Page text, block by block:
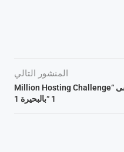
المنشور التالي
ميكروسوفت و Medianet ينظّمان ملتقى “Million Hosting Challenge
1 “بالبحيرة 1